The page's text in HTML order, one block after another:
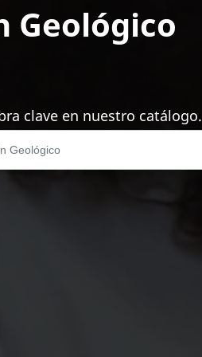
Geológico
clave en nuestro catálogo.